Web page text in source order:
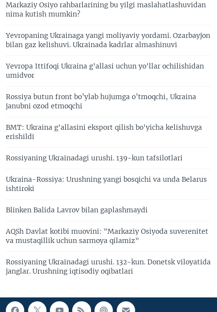
Markaziy Osiyo rahbarlarining bu yilgi maslahatlashuvidan
nima kutish mumkin?
Yevropaning Ukrainaga yangi moliyaviy yordami. Ozarbayjon
bilan gaz kelishuvi. Ukrainada kadrlar almashinuvi
Yevropa Ittifoqi Ukraina g'allasi uchun yo'llar ochilishidan
umidvor
Rossiya butun front bo’ylab hujumga o’tmoqchi, Ukraina
janubni ozod etmoqchi
BMT: Ukraina g'allasini eksport qilish bo'yicha kelishuvga
erishildi
Rossiyaning Ukrainadagi urushi. 139-kun tafsilotlari
Ukraina-Rossiya: Urushning yangi bosqichi va unda Belarus
ishtiroki
Blinken Balida Lavrov bilan gaplashmaydi
AQSh Davlat kotibi muovini: "Markaziy Osiyoda suverenitet
va mustaqillik uchun sarmoya qilamiz"
Rossiyaning Ukrainadagi urushi. 132-kun. Donetsk viloyatida
janglar. Urushning iqtisodiy oqibatlari